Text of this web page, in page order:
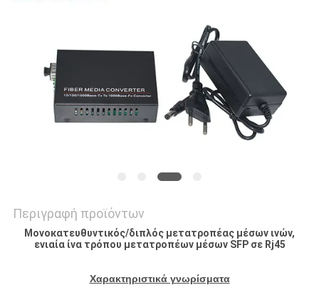
Περιγραφή προϊόντων
Μονοκατευθυντικός/διπλός μετατροπέας μέσων ινών,
ενιαία ίνα τρόπου μετατροπέων μέσων SFP σε Rj45
Χαρακτηριστικά γνωρίσματα